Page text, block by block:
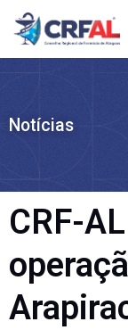
Ir
para
Notícias
CRF-